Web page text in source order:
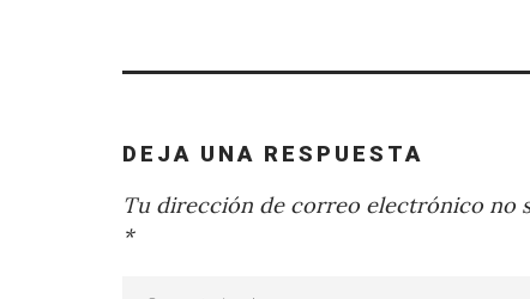
DEJA UNA RESPUESTA
Tu dirección de correo electrónico no
*